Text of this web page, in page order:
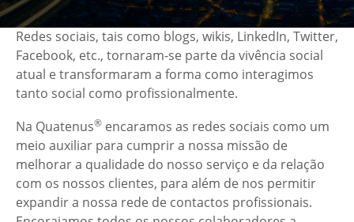
Redes sociais, tais como blogs, wikis, LinkedIn, Twitter,
Facebook, etc., tornaram-se parte da vivência social
atual e transformaram a forma como interagimos
tanto social como profissionalmente.
Na Quatenus® encaramos as redes sociais como um
meio auxiliar para cumprir a nossa missão de
melhorar a qualidade do nosso serviço e da relação
com os nossos clientes, para além de nos permitir
expandir a nossa rede de contactos profissionais.